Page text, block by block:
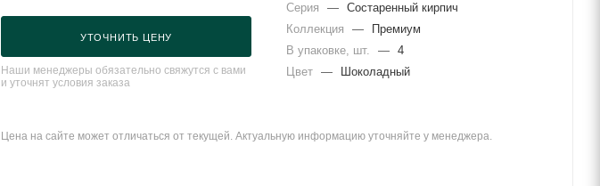
УТОЧНИТЬ ЦЕНУ
Наши менеджеры обязательно свяжутся с вами
и уточнят условия заказа
Серия — Состаренный кирпич
Коллекция
—
Премиум
В упаковке, шт.
— 4
Цвет — Шоколадный
Цена на сайте может отличаться от текущей. Актуальную информацию уточняйте у менеджера.